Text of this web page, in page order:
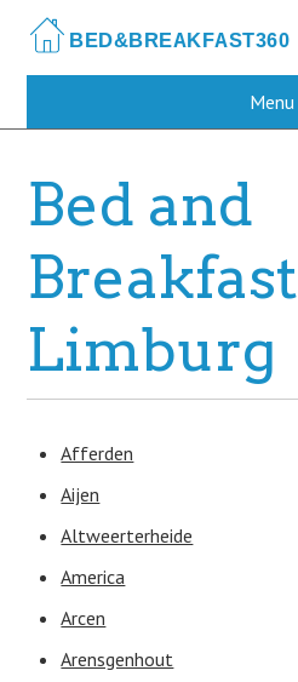
main
Menu
Bed and
Breakfast
Limburg
Afferden
Aijen
Altweerterheide
America
Arcen
Arensgenhout